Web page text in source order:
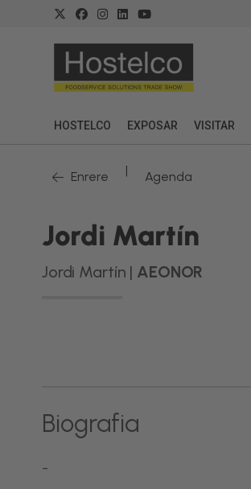
HOSTELCO EXPOSAR VISITAR
Enrere | Agenda
Jordi Martín
Jordi Martín | AEONOR
Biografia
-